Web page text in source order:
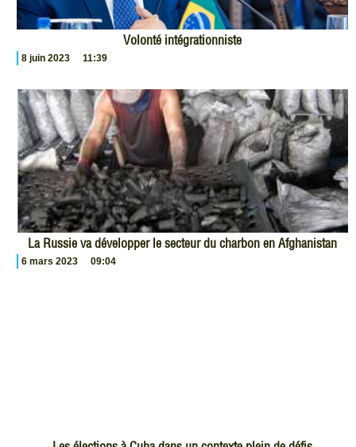
Volonté intégrationniste
8 juin 2023 11:39
La Russie va développer le secteur du charbon en Afghanistan
6 mars 2023 09:04